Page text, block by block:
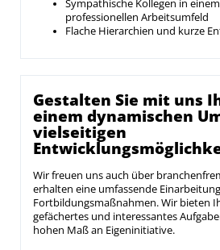
Sympathische Kollegen in
professionellen Arbeitsumfeld
Flache Hierarchien und kurze
Gestalten Sie mit uns
einem dynamischen
vielseitigen
Wir freuen uns auch über
erhalten eine umfassende
Fortbildungsmaßnahmen. Wir bieten
gefächertes und interessantes
hohen Maß an Eigeninitiative.